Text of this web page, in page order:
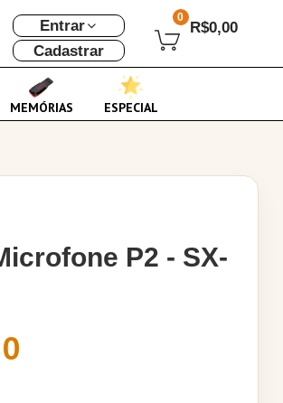
Entrar
Cadastrar
0
R$0,00
MEMÓRIAS ESPECIAL
P2 - SX-